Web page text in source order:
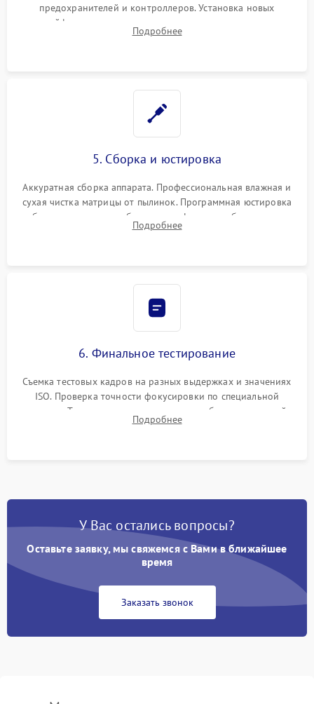
предохранителей и контроллеров. Установка новых
шлейфов, дисплея, механизма затвора или двигателя
автофокуса. Восстановление геометрии тубуса объектива
Подробнее
5. Сборка и юстировка
Аккуратная сборка аппарата. Профессиональная влажная и
сухая чистка матрицы от пылинок. Программная юстировка
рабочего отрезка, калибровка автофокуса, стабилизатора и
экспозамера с помощью сервисного ПО.
Подробнее
6. Финальное тестирование
Съемка тестовых кадров на разных выдержках и значениях
ISO. Проверка точности фокусировки по специальной
мишени. Тест записи на карту памяти, работы встроенной
вспышки, микрофона и всех кнопок управления.
Подробнее
У Вас остались вопросы?
Оставьте заявку, мы свяжемся с Вами в ближайшее
время
Заказать звонок